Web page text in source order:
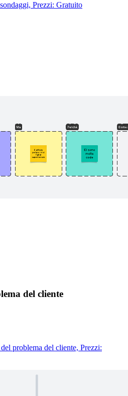
Prezzi: Gratuito
del cliente
problema del cliente, Prezzi: